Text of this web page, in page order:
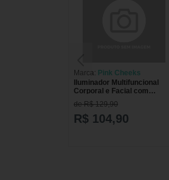
Marca: Pink Cheeks
Iluminador Multifuncional
Corporal e Facial com
Proteção Solar Pink Cheeks
FPS 90 FPUVA 35
Champagne 17,5g
Champagne 17,5g
de R$ 129,90
R$ 104,90